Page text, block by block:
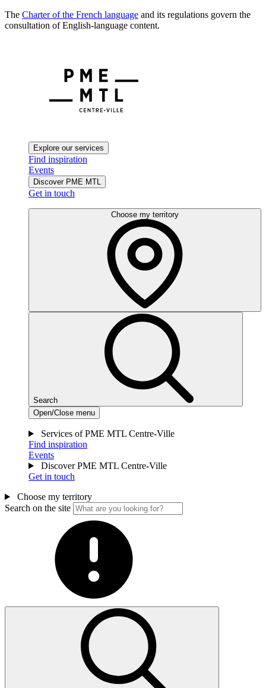
The Charter of the French language and its regulations govern the
consultation of English-language content.
Explore our services
Find inspiration
Events
Discover PME MTL
Get in touch
Choose my territory
Search
Open/Close menu
Services of PME MTL Centre-Ville
Find inspiration
Events
Discover PME MTL Centre-Ville
Get in touch
Choose my territory
Search on the site